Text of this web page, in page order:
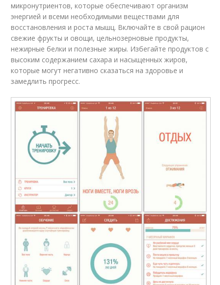
микронутриентов, которые обеспечивают организм
энергией и всеми необходимыми веществами для
восстановления и роста мышц. Включайте в свой рацион
свежие фрукты и овощи, цельнозерновые продукты,
нежирные белки и полезные жиры. Избегайте продуктов с
высоким содержанием сахара и насыщенных жиров,
которые могут негативно сказаться на здоровье и
замедлить прогресс.